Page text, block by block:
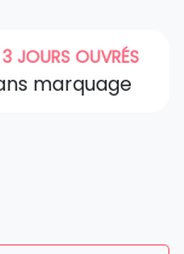
3 JOURS OUVRÉS
marquage